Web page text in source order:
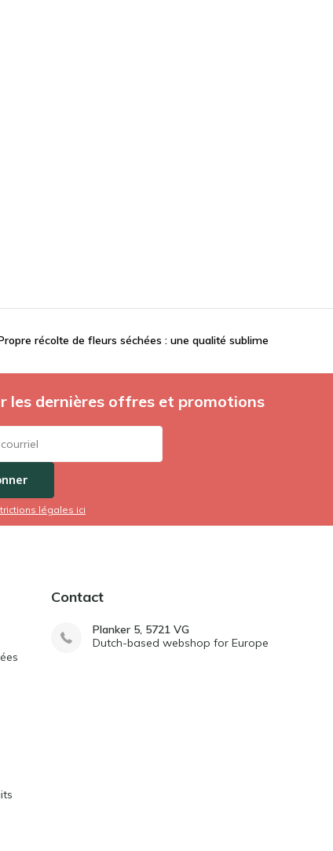
récolte de fleurs séchées : une qualité sublime
les dernières offres et promotions
légales ici
Contact
Planker 5, 5721 VG
Dutch-based webshop for Europe